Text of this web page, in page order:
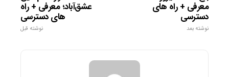
عشق‌آباد؛ معرفی + راه
های دسترسی
نوشته قبل
معرفی + راه های
دسترسی
نوشته بعد